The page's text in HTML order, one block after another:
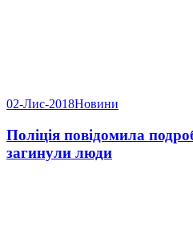
02-Лис-2018Новини
Поліція повідомила
загинули люди